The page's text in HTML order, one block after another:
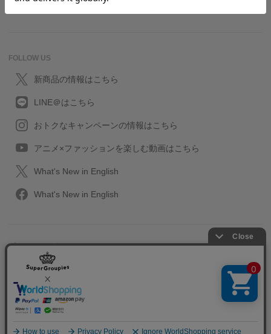
FOLLOW US
新商品の情報はこちら
LINE＠はこちら
おトクなキャンペーンの情報はこちら
アニメ×ファッションを楽しむ動画はこちら
What's New in English
What's New in English
プライバシーポリシー
特定取引に関する法律
会社情報/採用情報